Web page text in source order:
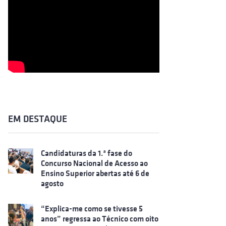
EM DESTAQUE
Candidaturas da 1.ª fase do
Concurso Nacional de Acesso ao
Ensino Superior abertas até 6 de
agosto
“Explica-me como se tivesse 5
anos” regressa ao Técnico com oito